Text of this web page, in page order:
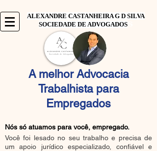
ALEXANDRE CASTANHEIRA G D SILVA
SOCIEDADE DE ADVOGADOS
A melhor Advocacia
Trabalhista para
Empregados
Nós só atuamos para você, empregado.
Você foi lesado no seu trabalho e precisa de
um apoio jurídico especializado, confiável e